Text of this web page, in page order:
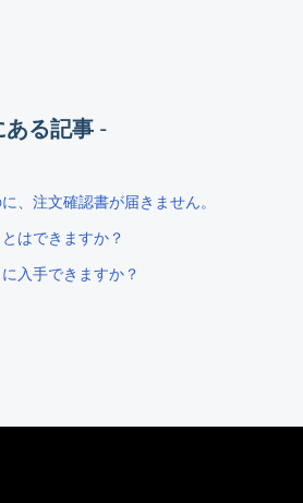
ある記事 -
、注文確認書が届きません。
はできますか？
入手できますか？